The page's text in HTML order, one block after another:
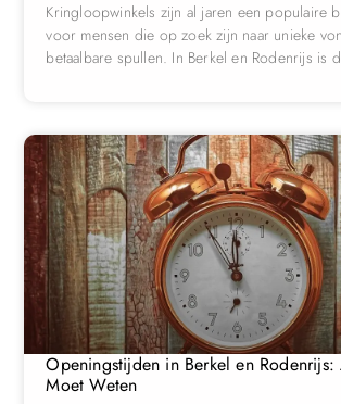
Kringloopwinkels zijn al jaren een populaire
voor mensen die op zoek zijn naar unieke
betaalbare spullen. In Berkel en Rodenrijs is
Openingstijden in Berkel en Rodenrijs:
Moet Weten